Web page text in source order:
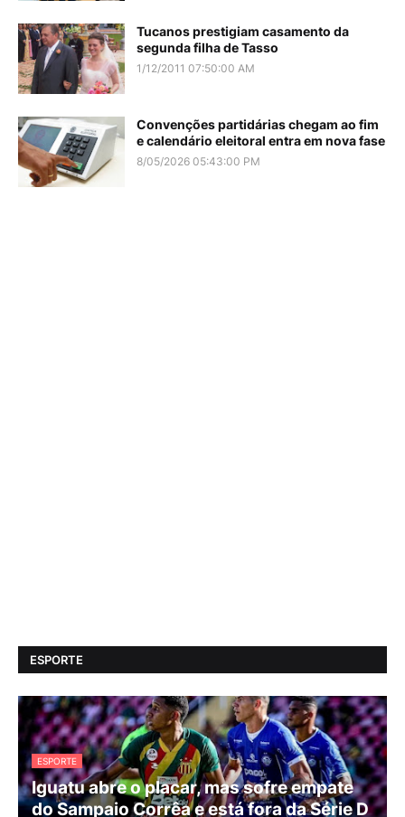
Tucanos prestigiam casamento da
segunda filha de Tasso
1/12/2011 07:50:00 AM
Convenções partidárias chegam ao fim
e calendário eleitoral entra em nova fase
8/05/2026 05:43:00 PM
ESPORTE
ESPORTE
Iguatu abre o placar, mas sofre empate
do Sampaio Corrêa e está fora da Série D